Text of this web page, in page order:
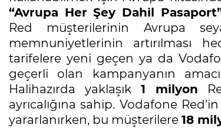
“Avrupa Her Şey Dahil
Red müşterilerinin Avrupa
memnuniyetlerinin artırılması
tarifelere yeni geçen ya da
geçerli olan kampanyanın
Halihazırda yaklaşık 1 milyon
ayrıcalığına sahip. Vodafone
yararlanırken, bu müşterilere 18